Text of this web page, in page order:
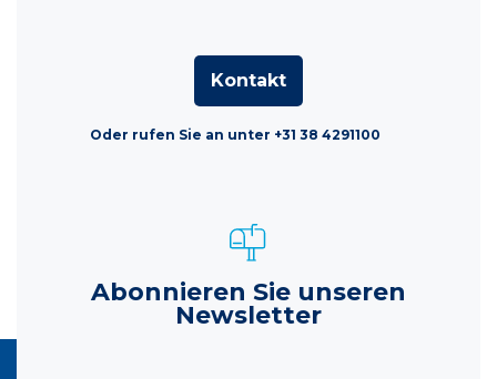
Kontakt
Oder rufen Sie an unter +31 38 4291100
Abonnieren Sie unseren
Newsletter